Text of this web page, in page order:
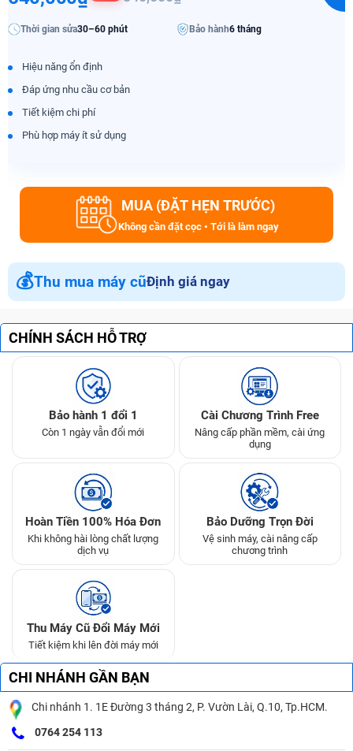
Thời gian sửa30–60 phút Bảo hành6 tháng
Hiệu năng ổn định
Đáp ứng nhu cầu cơ bản
Tiết kiệm chi phí
Phù hợp máy ít sử dụng
MUA (ĐẶT HẸN TRƯỚC)
Không cần đặt cọc • Tới là làm ngay
💰Thu mua máy cũĐịnh giá ngay
CHÍNH SÁCH HỖ TRỢ
Bảo hành 1 đổi 1
Còn 1 ngày vẫn đổi mới
Cài Chương Trình Free
Nâng cấp phần mềm, cài ứng
dụng
Hoàn Tiền 100% Hóa Đơn
Khi không hài lòng chất lượng
dịch vụ
Bảo Dưỡng Trọn Đời
Vệ sinh máy, cài nâng cấp
chương trình
Thu Máy Cũ Đổi Máy Mới
Tiết kiệm khi lên đời máy mới
CHI NHÁNH GẦN BẠN
Chi nhánh 1. 1E Đường 3 tháng 2, P. Vườn Lài, Q.10, Tp.HCM.
0764 254 113